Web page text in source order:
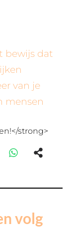
bewijs dat
van je
mensen
strong>
volg